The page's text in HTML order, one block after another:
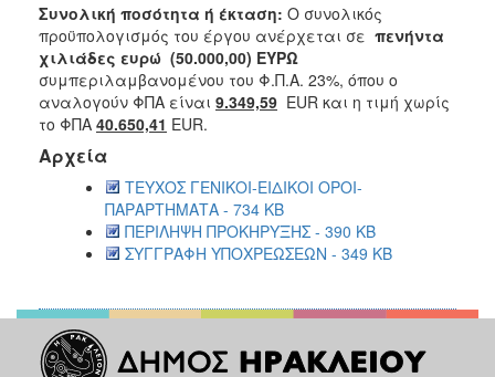
Συνολική ποσότητα ή έκταση: Ο συνολικός
προϋπολογισμός του έργου ανέρχεται σε πενήντα
χιλιάδες ευρώ (50.000,00) ΕΥΡΩ
συμπεριλαμβανομένου του Φ.Π.Α. 23%, όπου ο
αναλογούν ΦΠΑ είναι 9.349,59 EUR και η τιμή χωρίς
το ΦΠΑ 40.650,41 EUR.
Αρχεία
ΤΕΥΧΟΣ ΓΕΝΙΚΟΙ-ΕΙΔΙΚΟΙ ΟΡΟΙ-
ΠΑΡΑΡΤΗΜΑΤΑ - 734 KB
ΠΕΡΙΛΗΨΗ ΠΡΟΚΗΡΥΞΗΣ - 390 KB
ΣΥΓΓΡΑΦΗ ΥΠΟΧΡΕΩΣΕΩΝ - 349 KB